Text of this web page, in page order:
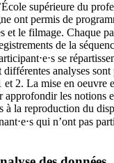
supérieure du
ont permis de
et le filmage. Chaque
de la
se
différentes analyses
et 2. La mise en oeuvre
approfondir les notions
à la reproduction du
qui n’ont pas